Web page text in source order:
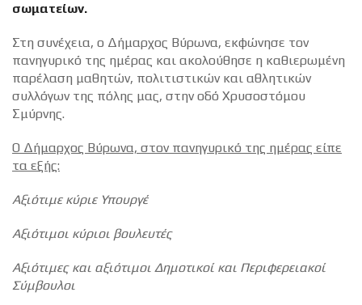
σωματείων.
Στη συνέχεια, ο Δήμαρχος Βύρωνα, εκφώνησε τον
πανηγυρικό της ημέρας και ακολούθησε η καθιερωμένη
παρέλαση μαθητών, πολιτιστικών και αθλητικών
συλλόγων της πόλης μας, στην οδό Χρυσοστόμου
Σμύρνης.
Ο Δήμαρχος Βύρωνα, στον πανηγυρικό της ημέρας είπε
τα εξής:
Αξιότιμε κύριε Υπουργέ
Αξιότιμοι κύριοι βουλευτές
Αξιότιμες και αξιότιμοι Δημοτικοί και Περιφερειακοί
Σύμβουλοι